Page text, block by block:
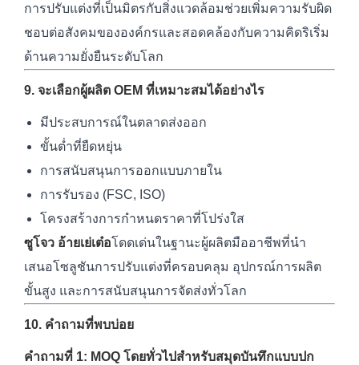
การปรับแต่งที่เป็นมิตรกับสิ่งแวดล้อมช่วยเพิ่มความรับผิด
ชอบต่อสังคมขององค์กรและสอดคล้องกับความคิดริเริ่ม
ด้านความยั่งยืนระดับโลก
9. จะเลือกผู้ผลิต OEM ที่เหมาะสมได้อย่างไร
มีประสบการณ์ในตลาดส่งออก
ขั้นต่ำที่ยืดหยุ่น
การสนับสนุนการออกแบบภายใน
การรับรอง (FSC, ISO)
โครงสร้างการกำหนดราคาที่โปร่งใส
ซูโจว อ้ายเย่เต๋อโดดเด่นในฐานะผู้ผลิตมืออาชีพที่นำ
เสนอโซลูชันการปรับแต่งที่ครอบคลุม อุปกรณ์การผลิต
ขั้นสูง และการสนับสนุนการจัดส่งทั่วโลก
10. คำถามที่พบบ่อย
คำถามที่ 1: MOQ โดยทั่วไปสำหรับสมุดบันทึกแบบปก